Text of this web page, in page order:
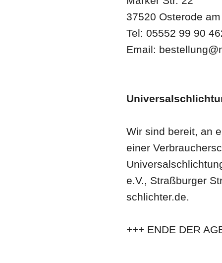
37520 Osterode
Tel: 05552 99 90
Email:
Wir sind bereit, an
einer
e.V., Straßburger
schlichter.de.
+++ ENDE DER